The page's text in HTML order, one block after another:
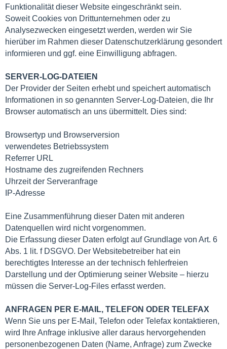
Funktionalität dieser Website eingeschränkt sein.
Soweit Cookies von Drittunternehmen oder zu
Analysezwecken eingesetzt werden, werden wir Sie
hierüber im Rahmen dieser Datenschutzerklärung gesondert
informieren und ggf. eine Einwilligung abfragen.
SERVER-LOG-DATEIEN
Der Provider der Seiten erhebt und speichert automatisch
Informationen in so genannten Server-Log-Dateien, die Ihr
Browser automatisch an uns übermittelt. Dies sind:
Browsertyp und Browserversion
verwendetes Betriebssystem
Referrer URL
Hostname des zugreifenden Rechners
Uhrzeit der Serveranfrage
IP-Adresse
Eine Zusammenführung dieser Daten mit anderen
Datenquellen wird nicht vorgenommen.
Die Erfassung dieser Daten erfolgt auf Grundlage von Art. 6
Abs. 1 lit. f DSGVO. Der Websitebetreiber hat ein
berechtigtes Interesse an der technisch fehlerfreien
Darstellung und der Optimierung seiner Website – hierzu
müssen die Server-Log-Files erfasst werden.
ANFRAGEN PER E-MAIL, TELEFON ODER TELEFAX
Wenn Sie uns per E-Mail, Telefon oder Telefax kontaktieren,
wird Ihre Anfrage inklusive aller daraus hervorgehenden
personenbezogenen Daten (Name, Anfrage) zum Zwecke